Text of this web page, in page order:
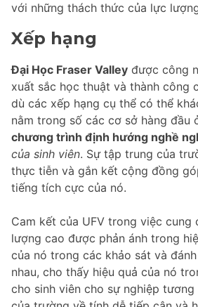
với những thách thức của lực
Xếp hạng
Đại Học Fraser Valley được công
xuất sắc học thuật và thành công
dù các xếp hạng cụ thể có thể
nằm trong số các cơ sở hàng đầu
chương trình định hướng nghề
của sinh viên. Sự tập trung của
thực tiễn và gắn kết cộng đồng
tiếng tích cực của nó.
Cam kết của UFV trong việc cung
lượng cao được phản ánh trong
của nó trong các khảo sát và
nhau, cho thấy hiệu quả của nó
cho sinh viên cho sự nghiệp tương